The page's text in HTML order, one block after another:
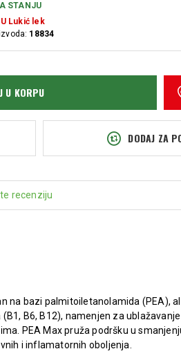
recenziju
STANJU
Lukić lek
18834
U KORPU
DODAJ ZA
na bazi palmitoiletanolamida (PEA),
B6, B12), namenjen za
PEA Max pruža podršku u
i inflamatornih oboljenja.